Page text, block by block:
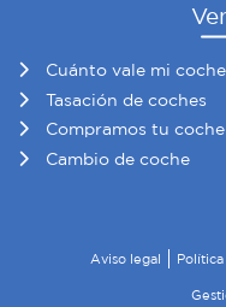
Cuánto vale mi coche
Tasación de coches
Compramos tu coche
Cambio de coche
Aviso legal